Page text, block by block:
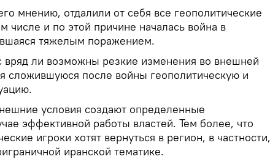
мнению, отдалили от себя все геополитические
числе и по этой причине началась война в
тяжелым поражением.
вряд ли возможны резкие изменения во внешней
сложившуюся после войны геополитическую и
условия создают определенные
эффективной работы властей. Тем более, что
игроки хотят вернуться в регион, в частности,
иранской тематике.